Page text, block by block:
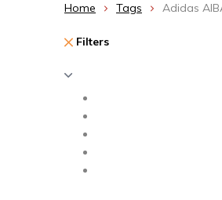
Home Tags Adidas
Filters